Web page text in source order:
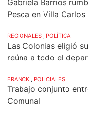
Gabriela Barrios
Pesca en Villa Carlos
REGIONALES , POLÍTICA
Las Colonias eligió
reúna a todo el
FRANCK , POLICIALES
Trabajo conjunto
Comunal